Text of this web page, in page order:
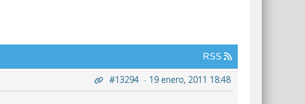
RSS
#13294- 19 enero, 2011 18:48